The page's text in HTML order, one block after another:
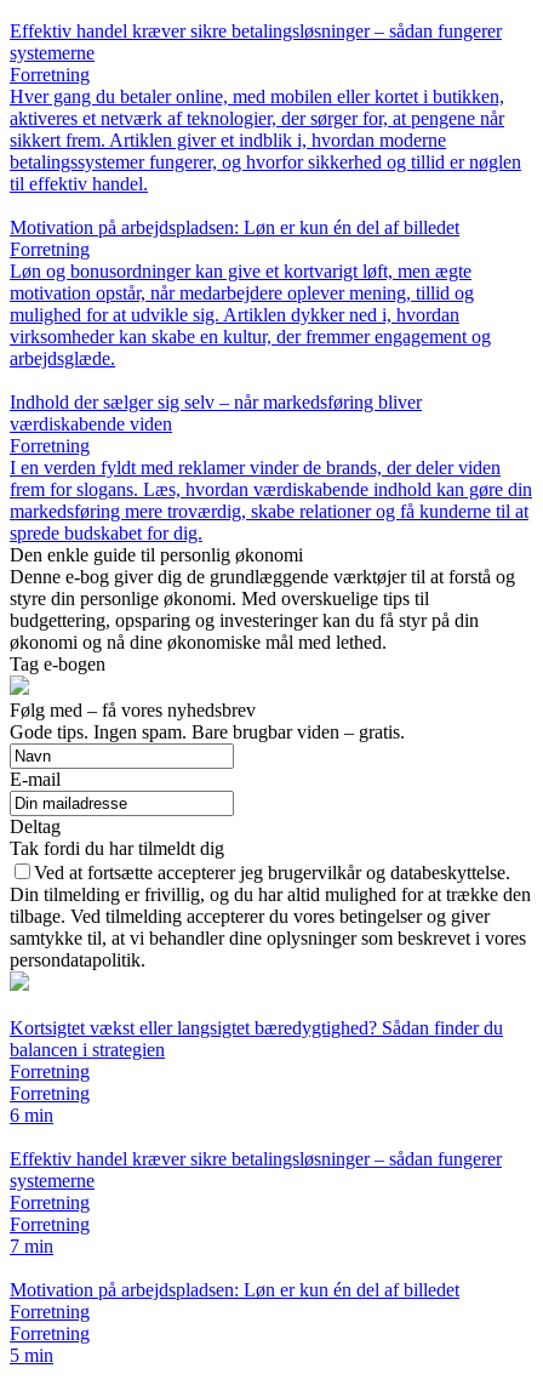
Effektiv handel kræver sikre betalingsløsninger – sådan fungerer
systemerne
Forretning
Hver gang du betaler online, med mobilen eller kortet i butikken,
aktiveres et netværk af teknologier, der sørger for, at pengene når
sikkert frem. Artiklen giver et indblik i, hvordan moderne
betalingssystemer fungerer, og hvorfor sikkerhed og tillid er nøglen
til effektiv handel.
Motivation på arbejdspladsen: Løn er kun én del af billedet
Forretning
Løn og bonusordninger kan give et kortvarigt løft, men ægte
motivation opstår, når medarbejdere oplever mening, tillid og
mulighed for at udvikle sig. Artiklen dykker ned i, hvordan
virksomheder kan skabe en kultur, der fremmer engagement og
arbejdsglæde.
Indhold der sælger sig selv – når markedsføring bliver
værdiskabende viden
Forretning
I en verden fyldt med reklamer vinder de brands, der deler viden
frem for slogans. Læs, hvordan værdiskabende indhold kan gøre din
markedsføring mere troværdig, skabe relationer og få kunderne til at
sprede budskabet for dig.
Den enkle guide til personlig økonomi
Denne e-bog giver dig de grundlæggende værktøjer til at forstå og
styre din personlige økonomi. Med overskuelige tips til
budgettering, opsparing og investeringer kan du få styr på din
økonomi og nå dine økonomiske mål med lethed.
Tag e-bogen
Følg med – få vores nyhedsbrev
Gode tips. Ingen spam. Bare brugbar viden – gratis.
E-mail
Deltag
Tak fordi du har tilmeldt dig
Ved at fortsætte accepterer jeg brugervilkår og databeskyttelse.
Din tilmelding er frivillig, og du har altid mulighed for at trække den
tilbage. Ved tilmelding accepterer du vores betingelser og giver
samtykke til, at vi behandler dine oplysninger som beskrevet i vores
persondatapolitik.
Kortsigtet vækst eller langsigtet bæredygtighed? Sådan finder du
balancen i strategien
Forretning
Forretning
6 min
Effektiv handel kræver sikre betalingsløsninger – sådan fungerer
systemerne
Forretning
Forretning
7 min
Motivation på arbejdspladsen: Løn er kun én del af billedet
Forretning
Forretning
5 min